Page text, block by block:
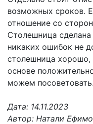
возможных сроков.
отношение со
Столешница
никаких ошибок не
столешница хорошо,
основе
можем посоветовать.
Дата: 14.11.2023
Автор: Натали